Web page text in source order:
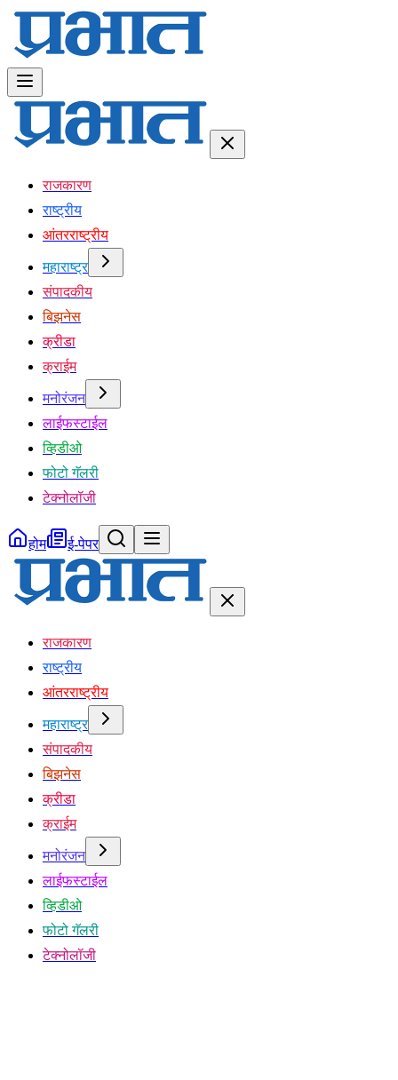
राजकारण
राष्ट्रीय
आंतरराष्ट्रीय
महाराष्ट्र
संपादकीय
बिझनेस
क्रीडा
क्राईम
मनोरंजन
लाईफस्टाईल
व्हिडीओ
फोटो गॅलरी
टेक्नोलॉजी
होम ई-पेपर
राजकारण
राष्ट्रीय
आंतरराष्ट्रीय
महाराष्ट्र
संपादकीय
बिझनेस
क्रीडा
क्राईम
मनोरंजन
लाईफस्टाईल
व्हिडीओ
फोटो गॅलरी
टेक्नोलॉजी